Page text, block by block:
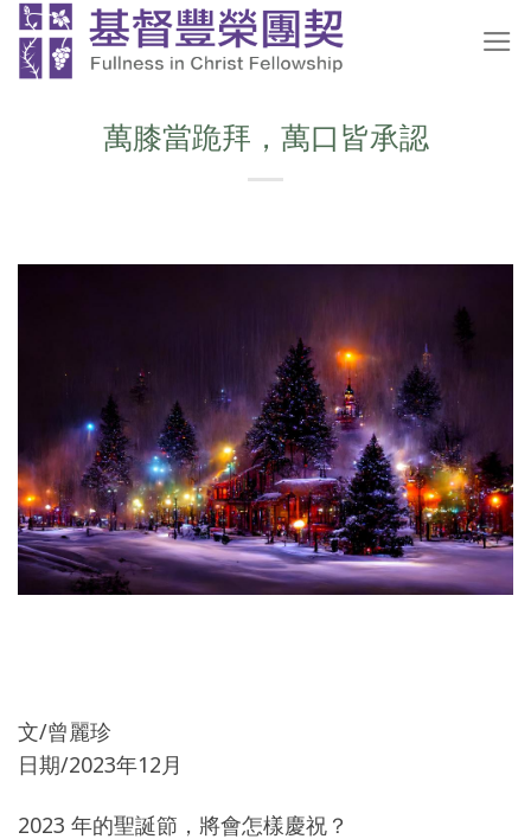
Skip
to
content
萬膝當跪拜，萬口皆承認
文/曾麗珍
日期/2023年12月
2023 年的聖誕節，將會怎樣慶祝？